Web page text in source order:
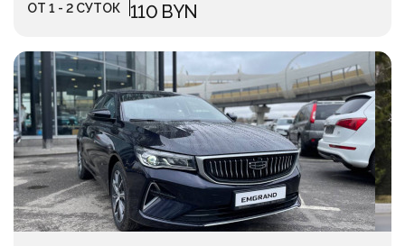
ОТ 1 - 2 СУТОК 110 BYN